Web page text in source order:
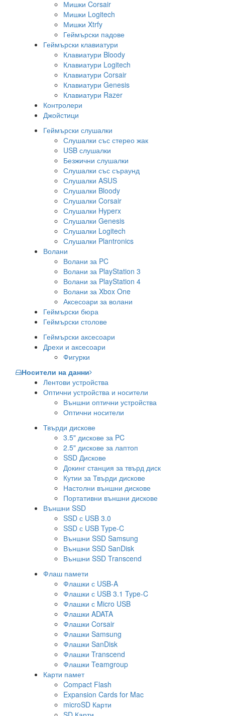
Мишки Corsair
Мишки Logitech
Мишки Xtrfy
Геймърски падове
Геймърски клавиатури
Клавиатури Bloody
Клавиатури Logitech
Клавиатури Corsair
Клавиатури Genesis
Клавиатури Razer
Контролери
Джойстици
Геймърски слушалки
Слушалки със стерео жак
USB слушалки
Безжични слушалки
Слушалки със съраунд
Слушалки ASUS
Слушалки Bloody
Слушалки Corsair
Слушалки Hyperx
Слушалки Genesis
Слушалки Logitech
Слушалки Plantronics
Волани
Волани за PC
Волани за PlayStation 3
Волани за PlayStation 4
Волани за Xbox One
Аксесоари за волани
Геймърски бюра
Геймърски столове
Геймърски аксесоари
Дрехи и аксесоари
Фигурки
Носители на данни
Лентови устройства
Оптични устройства и носители
Външни оптични устройства
Оптични носители
Твърди дискове
3.5" дискове за PC
2.5" дискове за лаптоп
SSD Дискове
Докинг станция за твърд диск
Кутии за Твърди дискове
Настолни външни дискове
Портативни външни дискове
Външни SSD
SSD с USB 3.0
SSD с USB Type-C
Външни SSD Samsung
Външни SSD SanDisk
Външни SSD Transcend
Флаш памети
Флашки с USB-A
Флашки с USB 3.1 Type-C
Флашки с Micro USB
Флашки ADATA
Флашки Corsair
Флашки Samsung
Флашки SanDisk
Флашки Transcend
Флашки Teamgroup
Карти памет
Compact Flash
Expansion Cards for Mac
microSD Карти